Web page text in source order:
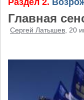
Раздел 2.
Главная
Сергей Латышев , 20